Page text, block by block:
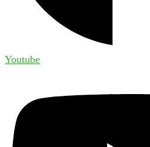
Youtube